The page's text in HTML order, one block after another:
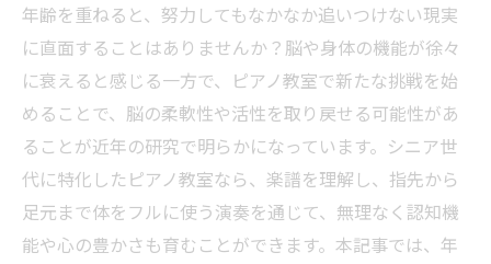
年齢を重ねると、努力してもなかなか追いつけない現実
に直面することはありませんか？脳や身体の機能が徐々
に衰えると感じる一方で、ピアノ教室で新たな挑戦を始
めることで、脳の柔軟性や活性を取り戻せる可能性があ
ることが近年の研究で明らかになっています。シニア世
代に特化したピアノ教室なら、楽譜を理解し、指先から
足元まで体をフルに使う演奏を通じて、無理なく認知機
能や心の豊かさも育むことができます。本記事では、年